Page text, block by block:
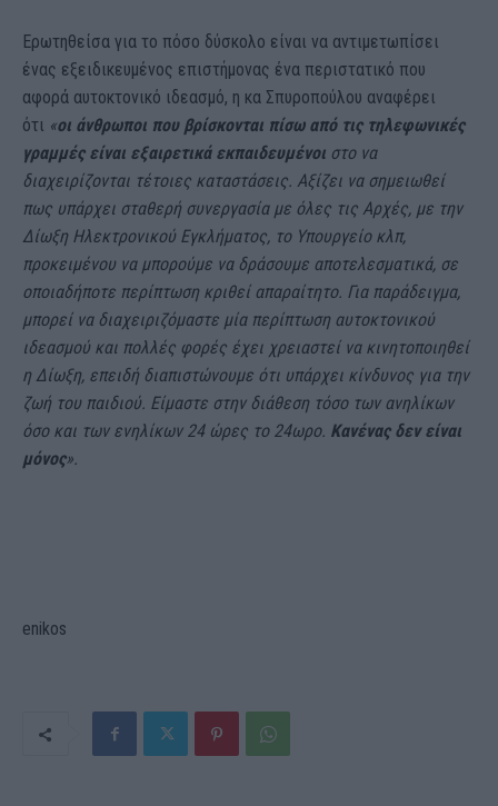
Ερωτηθείσα για το πόσο δύσκολο είναι να αντιμετωπίσει
ένας εξειδικευμένος επιστήμονας ένα περιστατικό που
αφορά αυτοκτονικό ιδεασμό, η κα Σπυροπούλου αναφέρει
ότι «οι άνθρωποι που βρίσκονται πίσω από τις τηλεφωνικές
γραμμές είναι εξαιρετικά εκπαιδευμένοι στο να
διαχειρίζονται τέτοιες καταστάσεις. Αξίζει να σημειωθεί
πως υπάρχει σταθερή συνεργασία με όλες τις Αρχές, με την
Δίωξη Ηλεκτρονικού Εγκλήματος, το Υπουργείο κλπ,
προκειμένου να μπορούμε να δράσουμε αποτελεσματικά, σε
οποιαδήποτε περίπτωση κριθεί απαραίτητο. Για παράδειγμα,
μπορεί να διαχειριζόμαστε μία περίπτωση αυτοκτονικού
ιδεασμού και πολλές φορές έχει χρειαστεί να κινητοποιηθεί
η Δίωξη, επειδή διαπιστώνουμε ότι υπάρχει κίνδυνος για την
ζωή του παιδιού. Είμαστε στην διάθεση τόσο των ανηλίκων
όσο και των ενηλίκων 24 ώρες το 24ωρο. Κανένας δεν είναι
μόνος».
enikos